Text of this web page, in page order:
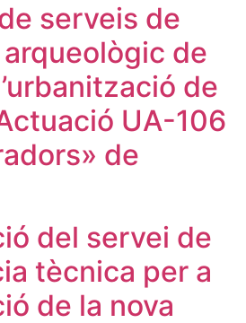
serveis de
de
de
UA-106
de
del servei de
tècnica per a
de la nova